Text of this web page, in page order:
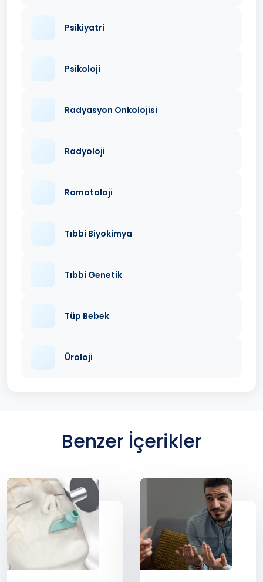
Psikiyatri
Psikoloji
Radyasyon Onkolojisi
Radyoloji
Romatoloji
Tıbbi Biyokimya
Tıbbi Genetik
Tüp Bebek
Üroloji
Benzer İçerikler